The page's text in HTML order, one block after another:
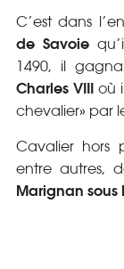
C’est dans
de Savoie
1490, il
Charles VIIIoù
chevalier» par
Cavalier hors
entre autres,
Marignan sous